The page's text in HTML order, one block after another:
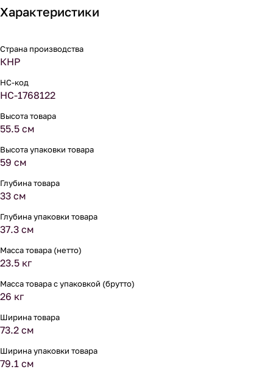
Характеристики
Страна производства
КНР
НС-код
НС-1768122
Высота товара
55.5 см
Высота упаковки товара
59 см
Глубина товара
33 см
Глубина упаковки товара
37.3 см
Масса товара (нетто)
23.5 кг
Масса товара с упаковкой (брутто)
26 кг
Ширина товара
73.2 см
Ширина упаковки товара
79.1 см